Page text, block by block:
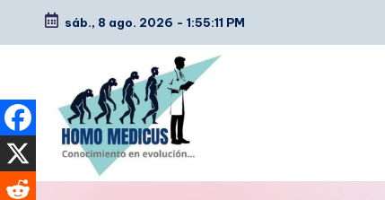
Saltar
contenido
sáb., 8 ago. 2026 - 1:55:12 PM